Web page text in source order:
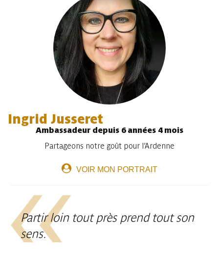
Ingrid Jusseret
Ambassadeur depuis 6 années 4 mois
Partageons notre goût pour l’Ardenne
VOIR MON PORTRAIT
Partir loin tout près prend tout son
sens.